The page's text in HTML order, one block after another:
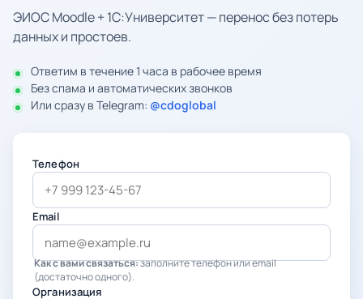
ЭИОС Moodle + 1С:Университет — перенос без потерь
данных и простоев.
Ответим в течение 1 часа в рабочее время
Без спама и автоматических звонков
Или сразу в Telegram: @cdoglobal
Организация
Телефон
Email
Как с вами связаться:заполните телефон или email
(достаточно одного).